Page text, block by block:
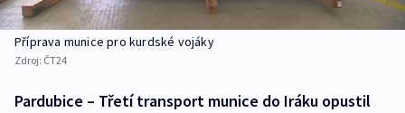
Příprava munice pro kurdské vojáky
Zdroj: ČT24
Pardubice – Třetí transport munice do Iráku opustil